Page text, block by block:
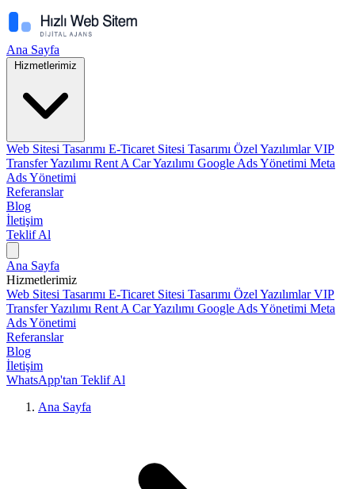
Ana Sayfa
Hizmetlerimiz
Web Sitesi Tasarımı E-Ticaret Sitesi Tasarımı Özel YazılımlarVIP
Transfer Yazılımı Rent A Car Yazılımı Google Ads Yönetimi Meta
Ads Yönetimi
Referanslar
Blog
İletişim
Teklif Al
Ana Sayfa
Hizmetlerimiz
Web Sitesi Tasarımı E-Ticaret Sitesi Tasarımı Özel YazılımlarVIP
Transfer Yazılımı Rent A Car Yazılımı Google Ads Yönetimi Meta
Ads Yönetimi
Referanslar
Blog
İletişim
WhatsApp'tan Teklif Al
Ana Sayfa